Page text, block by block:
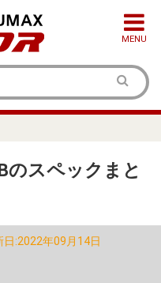
MENU
のスペックまと
日:2022年09月14日